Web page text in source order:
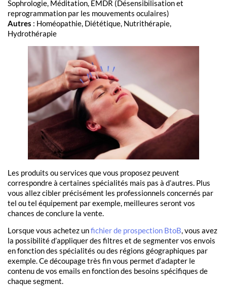
Sophrologie, Méditation, EMDR (Désensibilisation et
reprogrammation par les mouvements oculaires)
Autres : Homéopathie, Diététique, Nutrithérapie,
Hydrothérapie
Les produits ou services que vous proposez peuvent
correspondre à certaines spécialités mais pas à d’autres. Plus
vous allez cibler précisément les professionnels concernés par
tel ou tel équipement par exemple, meilleures seront vos
chances de conclure la vente.
Lorsque vous achetez unfichier de prospection BtoB, vous avez
la possibilité d’appliquer des filtres et de segmenter vos envois
en fonction des spécialités ou des régions géographiques par
exemple. Ce découpage très fin vous permet d’adapter le
contenu de vos emails en fonction des besoins spécifiques de
chaque segment.